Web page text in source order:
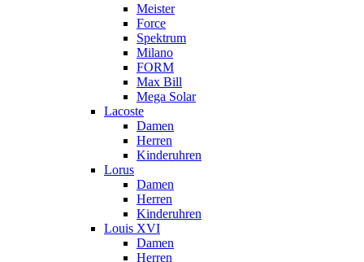
Meister
Force
Spektrum
Milano
FORM
Max Bill
Mega Solar
Lacoste
Damen
Herren
Kinderuhren
Lorus
Damen
Herren
Kinderuhren
Louis XVI
Damen
Herren